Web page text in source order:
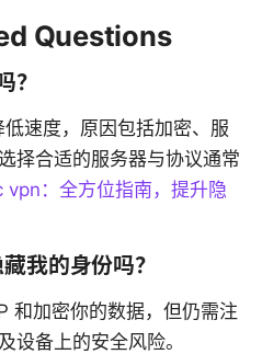
Questions
？
速度，原因包括加密、服
择合适的服务器与协议通常
vpn：全方位指南，提升隐
我的身份吗？
和加密你的数据，但仍需注
设备上的安全风险。